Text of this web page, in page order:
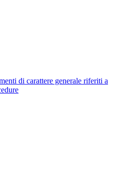
di carattere generale riferiti a